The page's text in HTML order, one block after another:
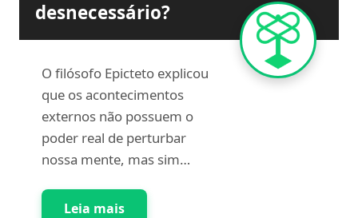
desnecessário?
O filósofo Epicteto explicou
que os acontecimentos
externos não possuem o
poder real de perturbar
nossa mente, mas sim…
Leia mais